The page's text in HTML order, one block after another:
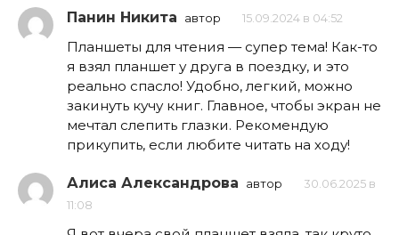
Панин Никита автор 15.09.2024 в 04:52
Планшеты для чтения — супер тема! Как-то
я взял планшет у друга в поездку, и это
реально спасло! Удобно, легкий, можно
закинуть кучу книг. Главное, чтобы экран не
мечтал слепить глазки. Рекомендую
прикупить, если любите читать на ходу!
Алиса Александрова автор
30.06.2025 в
11:08